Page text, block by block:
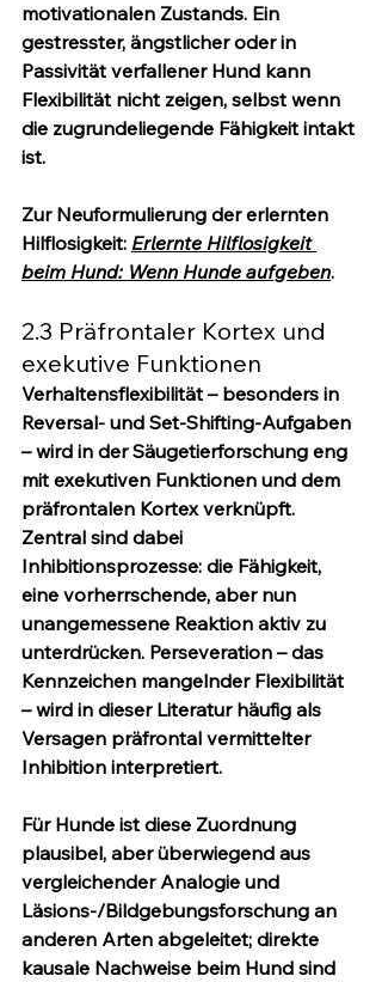
motivationalen Zustands. Ein
gestresster, ängstlicher oder in
Passivität verfallener Hund kann
Flexibilität nicht zeigen, selbst wenn
die zugrundeliegende Fähigkeit intakt
ist.
Zur Neuformulierung der erlernten
Hilflosigkeit: Erlernte Hilflosigkeit
beim Hund: Wenn Hunde aufgeben.
2.3 Präfrontaler Kortex und
exekutive Funktionen
Verhaltensflexibilität – besonders in
Reversal- und Set-Shifting-Aufgaben
– wird in der Säugetierforschung eng
mit exekutiven Funktionen und dem
präfrontalen Kortex verknüpft.
Zentral sind dabei
Inhibitionsprozesse: die Fähigkeit,
eine vorherrschende, aber nun
unangemessene Reaktion aktiv zu
unterdrücken. Perseveration – das
Kennzeichen mangelnder Flexibilität
– wird in dieser Literatur häufig als
Versagen präfrontal vermittelter
Inhibition interpretiert.
Für Hunde ist diese Zuordnung
plausibel, aber überwiegend aus
vergleichender Analogie und
Läsions-/Bildgebungsforschung an
anderen Arten abgeleitet; direkte
kausale Nachweise beim Hund sind